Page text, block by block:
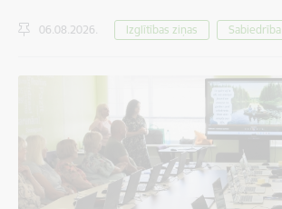
06.08.2026. Izglītības ziņas Sabiedrība